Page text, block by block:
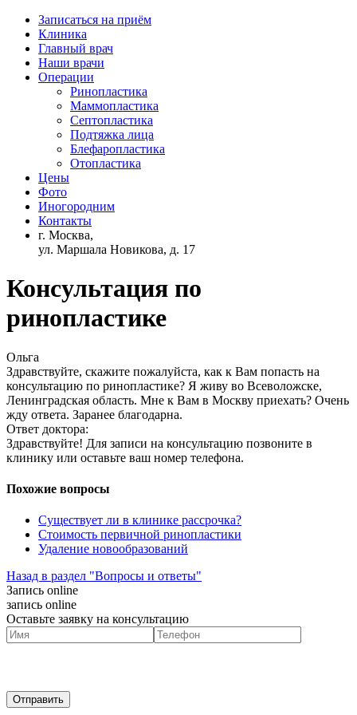
Записаться на приём
Клиника
Главный врач
Наши врачи
Операции
Ринопластика
Маммопластика
Септопластика
Подтяжка лица
Блефаропластика
Отопластика
Цены
Фото
Иногородним
Контакты
г. Москва,
ул. Маршала Новикова, д. 17
Консультация по
ринопластике
Ольга
Здравствуйте, скажите пожалуйста, как к Вам попасть на
консультацию по ринопластике? Я живу во Всеволожске,
Ленинградская область. Мне к Вам в Москву приехать? Очень
жду ответа. Заранее благодарна.
Ответ доктора:
Здравствуйте! Для записи на консультацию позвоните в
клинику или оставьте ваш номер телефона.
Похожие вопросы
Существует ли в клинике рассрочка?
Стоимость первичной ринопластики
Удаление новообразований
Назад в раздел "Вопросы и ответы"
Запись online
запись online
Оставьте заявку на консультацию